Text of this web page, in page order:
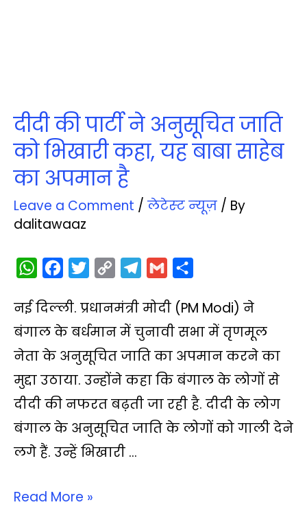
दीदी की पार्टी ने अनुसूचित जाति
को भिखारी कहा, यह बाबा साहेब
का अपमान है
Leave a Comment / लेटेस्‍ट न्‍यूज़ / By
dalitawaaz
W
a
t
s
p
c
e
b
k
i
t
t
e
p
y
L
i
k
l
e
g
a
m
a
i
l
a
r
e
नई दिल्ली. प्रधानमंत्री मोदी (PM Modi) ने
बंगाल के बर्धमान में चुनावी सभा में तृणमूल
नेता के अनुसूचित जाति का अपमान करने का
मुद्दा उठाया. उन्होंने कहा कि बंगाल के लोगों से
दीदी की नफरत बढ़ती जा रही है. दीदी के लोग
बंगाल के अनुसूचित जाति के लोगों को गाली देने
लगे हैं. उन्हें भिखारी …
Read More »